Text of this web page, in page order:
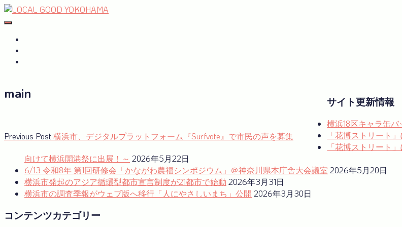
Skip
to
main
投
ナ
ビ
ー
Previous Post Previous
横浜市、デジタルプラットフォーム『Surfvote』で市民の声を募集
サイト更新情報
横浜18区キャラ缶
「花博ストリート
「花博ストリート
向けて横浜開港祭に出展！～ 2026年5月22日
6/13 令和8年 第1回研修会「かながわ農福シンポジウム」＠神奈川県本庁舎大会議室 2026年5月20日
横浜市発起のアジア循環型都市宣言制度が21都市で始動 2026年3月31日
横浜市の調査季報がウェブ版へ移行「人にやさしいまち」公開 2026年3月30日
コンテンツカテゴリー